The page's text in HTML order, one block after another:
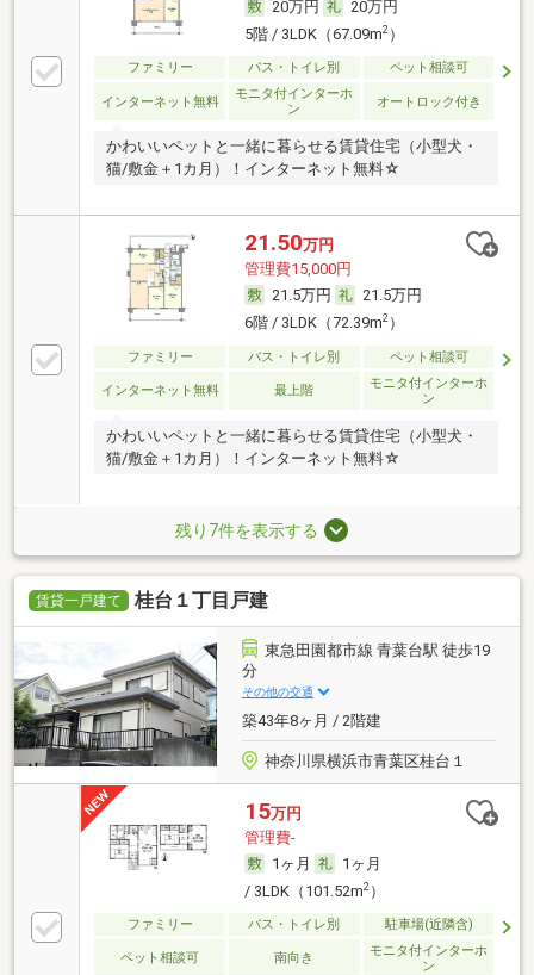
20万円
20万円
5階 / 3LDK（67.09m2）
ファミリー バス・トイレ別 ペット相談可
インターネット無料
モニタ付インターホ
ン
オートロック付き
かわいいペットと一緒に暮らせる賃貸住宅（小型犬・
猫/敷金＋1カ月）！インターネット無料☆
21.50万円
管理費15,000円
21.5万円
21.5万円
6階 / 3LDK（72.39m2）
ファミリー バス・トイレ別 ペット相談可
インターネット無料 最上階
モニタ付インターホ
ン
かわいいペットと一緒に暮らせる賃貸住宅（小型犬・
猫/敷金＋1カ月）！インターネット無料☆
残り7件を表示する
賃貸一戸建て 桂台１丁目戸建
東急田園都市線 青葉台駅 徒歩19
分
その他の交通
築43年8ヶ月 / 2階建
神奈川県横浜市青葉区桂台１
15万円
管理費-
1ヶ月
1ヶ月
/ 3LDK（101.52m2）
ファミリー バス・トイレ別 駐車場(近隣含)
ペット相談可 南向き
モニタ付インターホ
ン